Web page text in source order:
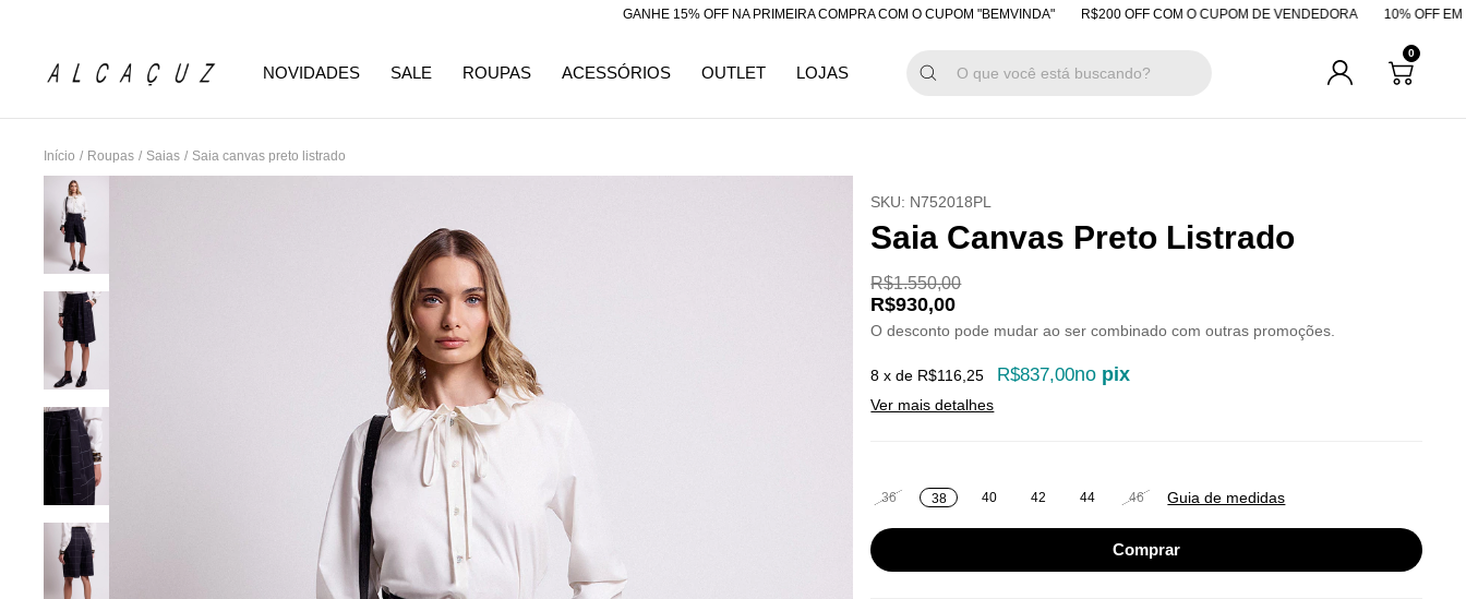
GANHE 15% OFF NA PRIMEIRA COMPRA COM O CUPOM "BEMVINDA" R$200 OFF COM O CUPOM DE VENDEDORA 10% OFF EM
NOVIDADES SALE ROUPAS ACESSÓRIOS OUTLET LOJAS
0
Início / Roupas / Saias / Saia canvas preto listrado
SKU: N752018PL
Saia Canvas Preto Listrado
R$1.550,00
R$930,00
O desconto pode mudar ao ser combinado com outras promoções.
8 x de R$116,25 R$837,00no pix
Ver mais detalhes
36 38 40 42 44 46 Guia de medidas